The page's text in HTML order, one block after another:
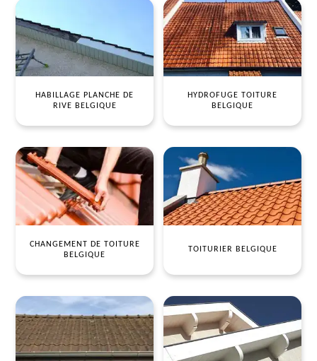
HABILLAGE PLANCHE DE
RIVE BELGIQUE
HYDROFUGE TOITURE
BELGIQUE
CHANGEMENT DE TOITURE
BELGIQUE
TOITURIER BELGIQUE